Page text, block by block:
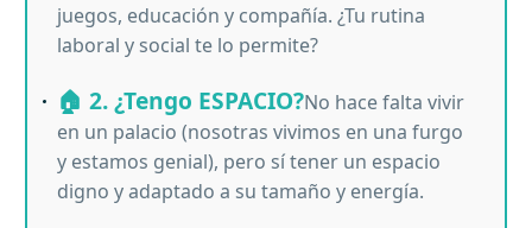
juegos, educación y compañía. ¿Tu rutina
laboral y social te lo permite?
🏠 2. ¿Tengo ESPACIO?No hace falta vivir
en un palacio (nosotras vivimos en una furgo
y estamos genial), pero sí tener un espacio
digno y adaptado a su tamaño y energía.